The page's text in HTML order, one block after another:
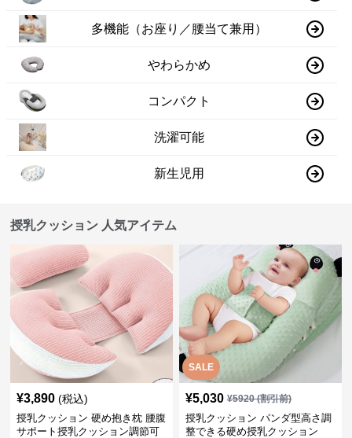
多機能（お座り／腰当て兼用）
やわらかめ
コンパクト
洗濯可能
新生児用
授乳クッション 人気アイテム
¥3,890 (税込)
授乳クッション 硬め抱き枕 腰腹
サポート授乳クッション調節可
SALE
¥5,030 ¥5920(割引前)
授乳クッション パンダ型高さ調
整できる硬め授乳クッション